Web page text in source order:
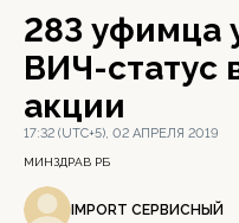
283 уфимца
ВИЧ-статус
акции
17:32 (UTC+5), 02 АПРЕЛЯ 2019
МИНЗДРАВ РБ
IMPORT СЕРВИСНЫЙ